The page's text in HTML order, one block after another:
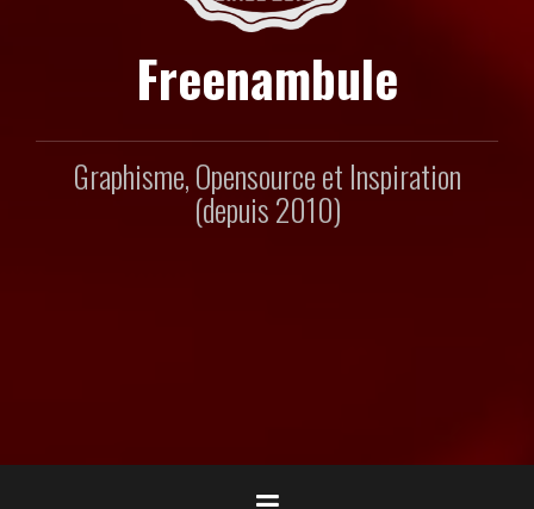
Freenambule
Graphisme, Opensource et Inspiration
(depuis 2010)